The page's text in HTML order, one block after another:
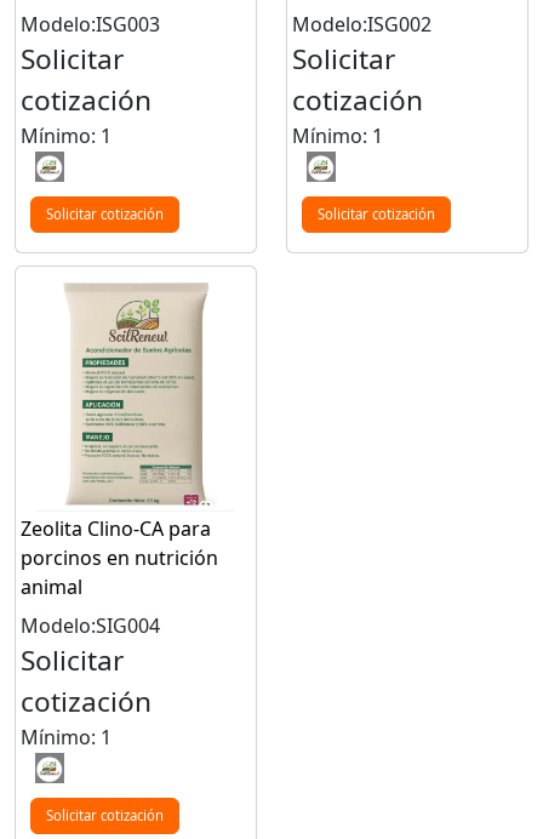
Modelo:ISG003
Solicitar
cotización
Mínimo: 1
Solicitar cotización
Modelo:ISG002
Solicitar
cotización
Mínimo: 1
Solicitar cotización
Zeolita Clino-CA para
porcinos en nutrición
animal
Modelo:SIG004
Solicitar
cotización
Mínimo: 1
Solicitar cotización